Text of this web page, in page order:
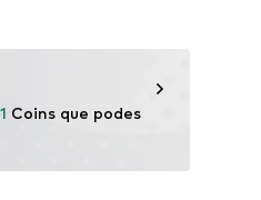
13% Poliacrílico -
Coins que podes